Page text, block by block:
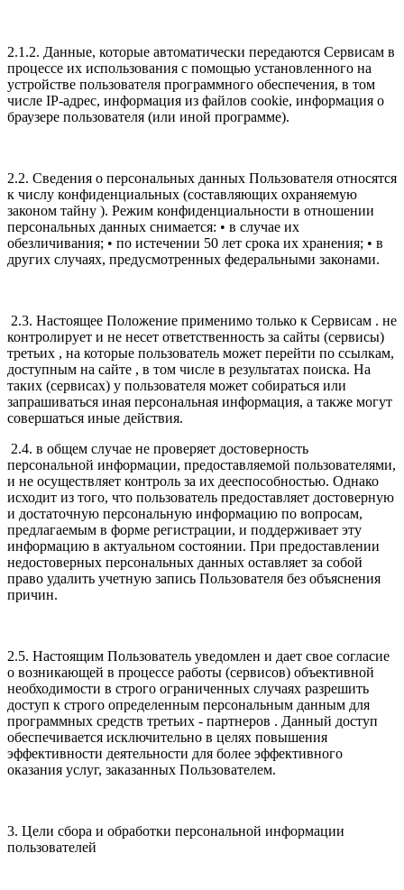
2.1.2. Данные, которые автоматически передаются Сервисам в
процессе их использования с помощью установленного на
устройстве пользователя программного обеспечения, в том
числе IP-адрес, информация из файлов cookie, информация о
браузере пользователя (или иной программе).
2.2. Сведения о персональных данных Пользователя относятся
к числу конфиденциальных (составляющих охраняемую
законом тайну ). Режим конфиденциальности в отношении
персональных данных снимается: • в случае их
обезличивания; • по истечении 50 лет срока их хранения; • в
других случаях, предусмотренных федеральными законами.
2.3. Настоящее Положение применимо только к Сервисам . не
контролирует и не несет ответственность за сайты (сервисы)
третьих , на которые пользователь может перейти по ссылкам,
доступным на сайте , в том числе в результатах поиска. На
таких (сервисах) у пользователя может собираться или
запрашиваться иная персональная информация, а также могут
совершаться иные действия.
2.4. в общем случае не проверяет достоверность
персональной информации, предоставляемой пользователями,
и не осуществляет контроль за их дееспособностью. Однако
исходит из того, что пользователь предоставляет достоверную
и достаточную персональную информацию по вопросам,
предлагаемым в форме регистрации, и поддерживает эту
информацию в актуальном состоянии. При предоставлении
недостоверных персональных данных оставляет за собой
право удалить учетную запись Пользователя без объяснения
причин.
2.5. Настоящим Пользователь уведомлен и дает свое согласие
о возникающей в процессе работы (сервисов) объективной
необходимости в строго ограниченных случаях разрешить
доступ к строго определенным персональным данным для
программных средств третьих - партнеров . Данный доступ
обеспечивается исключительно в целях повышения
эффективности деятельности для более эффективного
оказания услуг, заказанных Пользователем.
3. Цели сбора и обработки персональной информации
пользователей